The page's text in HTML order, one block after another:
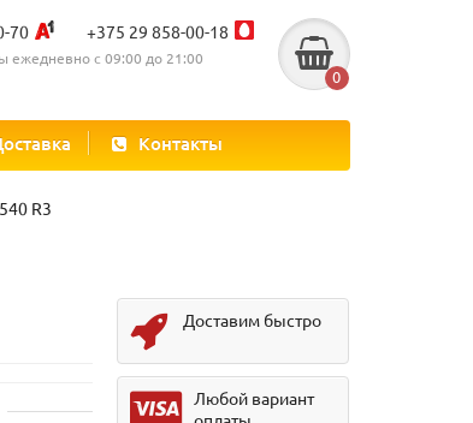
70 +375 29 858-00-18
ежедневно с 09:00 до 21:00
0
Контакты
R3
Доставим быстро
Любой вариант